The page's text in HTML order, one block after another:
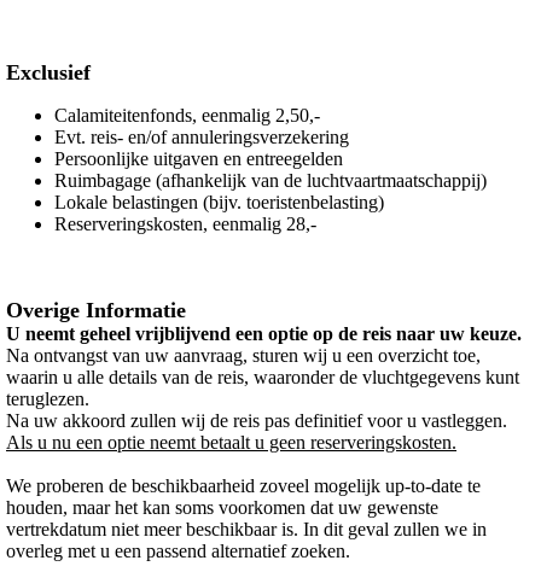
Exclusief
Calamiteitenfonds, eenmalig 2,50,-
Evt. reis- en/of annuleringsverzekering
Persoonlijke uitgaven en entreegelden
Ruimbagage (afhankelijk van de luchtvaartmaatschappij)
Lokale belastingen (bijv. toeristenbelasting)
Reserveringskosten, eenmalig 28,-
Overige Informatie
U neemt geheel vrijblijvend een optie op de reis naar uw keuze.
Na ontvangst van uw aanvraag, sturen wij u een overzicht toe,
waarin u alle details van de reis, waaronder de vluchtgegevens kunt
teruglezen.
Na uw akkoord zullen wij de reis pas definitief voor u vastleggen.
Als u nu een optie neemt betaalt u geen reserveringskosten.
We proberen de beschikbaarheid zoveel mogelijk up-to-date te
houden, maar het kan soms voorkomen dat uw gewenste
vertrekdatum niet meer beschikbaar is. In dit geval zullen we in
overleg met u een passend alternatief zoeken.